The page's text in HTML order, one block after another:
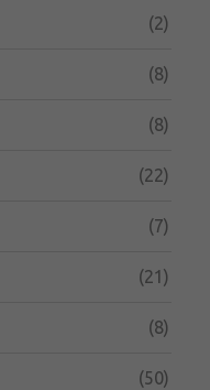
(2)
(8)
(8)
(22)
(7)
(21)
(8)
(50)